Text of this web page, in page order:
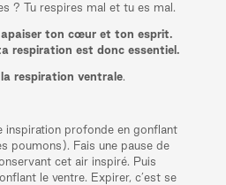
? Tu respires mal et tu es mal.
apaiser ton cœur et ton esprit.
respiration est donc essentiel.
la respiration ventrale.
inspiration profonde en gonflant
poumons). Fais une pause de
cet air inspiré. Puis
le ventre. Expirer, c’est se